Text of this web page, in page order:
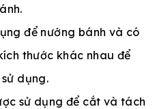
để nướng bánh và có
thước khác nhau để
dụng.
sử dụng để cắt và tách